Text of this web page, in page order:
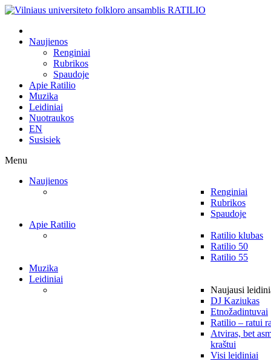
Naujienos
Renginiai
Rubrikos
Spaudoje
Apie Ratilio
Muzika
Leidiniai
Nuotraukos
EN
Susisiek
Menu
Naujienos
Renginiai
Rubrikos
Spaudoje
Apie Ratilio
Ratilio klubas
Ratilio 50
Ratilio 55
Muzika
Leidiniai
Naujausi
DJ Kaziukas
Etnožadintuvai
Ratilio – ratui
Atviras, bet
kraštui
Visi leidiniai